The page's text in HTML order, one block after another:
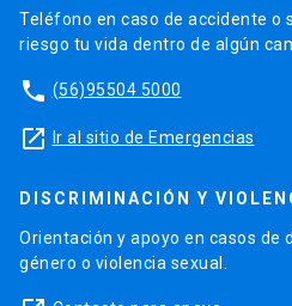
Teléfono en caso de accidente o
riesgo tu vida dentro de algún
phone (56)95504 5000
launch Ir al sitio de Emergencias
DISCRIMINACIÓN Y
Orientación y apoyo en casos de
género o violencia sexual.